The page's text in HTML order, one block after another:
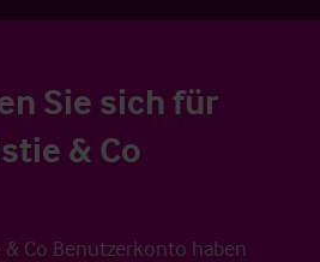
Sie sich für
& Co
Co Benutzerkonto haben